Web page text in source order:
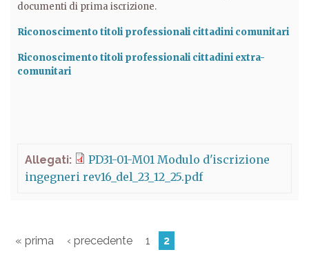
documenti di prima iscrizione.
Riconoscimento titoli professionali cittadini comunitari
Riconoscimento titoli professionali cittadini extra-
comunitari
Allegati:
PD31-01-M01 Modulo d'iscrizione
ingegneri rev16_del_23_12_25.pdf
« prima ‹ precedente 1 2